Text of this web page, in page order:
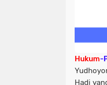
Hukum-
Hadi